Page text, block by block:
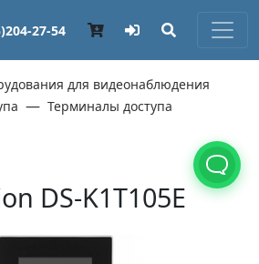
27-54
для видеонаблюдения
Терминалы доступа
DS-K1T105E